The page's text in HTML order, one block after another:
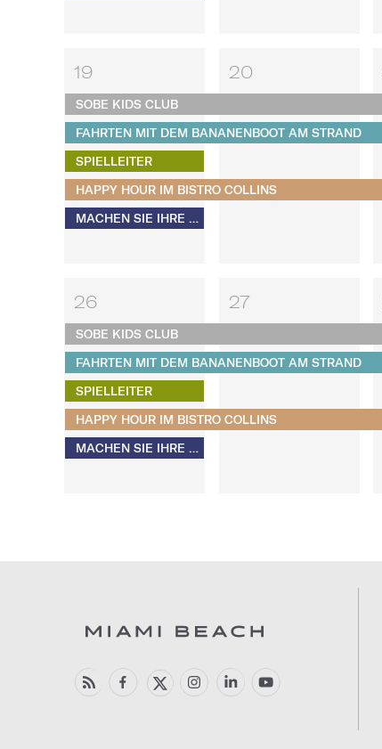
19
SOBE KIDS CLUB
FAHRTEN MIT DEM BANANENBOOT AM STRAND
SPIELLEITER
HAPPY HOUR IM BISTRO COLLINS
MACHEN SIE IHRE EIGENEN S'MORES​​​​​​​
20
26
SOBE KIDS CLUB
FAHRTEN MIT DEM BANANENBOOT AM STRAND
SPIELLEITER
HAPPY HOUR IM BISTRO COLLINS
MACHEN SIE IHRE EIGENEN S'MORES​​​​​​​
27